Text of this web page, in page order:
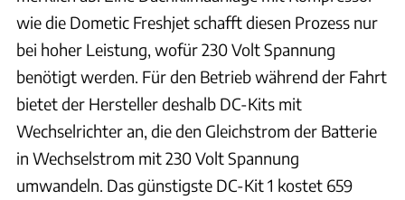
wie die Dometic Freshjet schafft diesen Prozess nur
bei hoher Leistung, wofür 230 Volt Spannung
benötigt werden. Für den Betrieb während der Fahrt
bietet der Hersteller deshalb DC-Kits mit
Wechselrichter an, die den Gleichstrom der Batterie
in Wechselstrom mit 230 Volt Spannung
umwandeln. Das günstigste DC-Kit 1 kostet 659